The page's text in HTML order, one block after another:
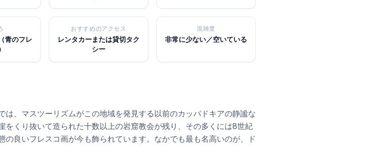
青のフレ
おすすめのアクセス
レンタカーまたは貸切タク
シー
混雑度
非常に少ない／空いている
は、マスツーリズムがこの地域を発見する以前のカッパドキアの静謐な
をくり抜いて造られた十数以上の岩窟教会が残り、その多くには8世紀
の良いフレスコ画が今も飾られています。なかでも最も名高いのが、ド